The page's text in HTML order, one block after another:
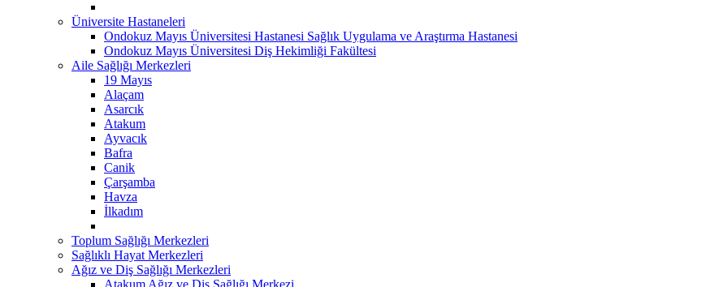
Üniversite Hastaneleri
Ondokuz Mayıs Üniversitesi Hastanesi Sağlık Uygulama ve Araştırma Hastanesi
Ondokuz Mayıs Üniversitesi Diş Hekimliği Fakültesi
Aile Sağlığı Merkezleri
19 Mayıs
Alaçam
Asarcık
Atakum
Ayvacık
Bafra
Canik
Çarşamba
Havza
İlkadım
Toplum Sağlığı Merkezleri
Sağlıklı Hayat Merkezleri
Ağız ve Diş Sağlığı Merkezleri
Atakum Ağız ve Diş Sağlığı Merkezi